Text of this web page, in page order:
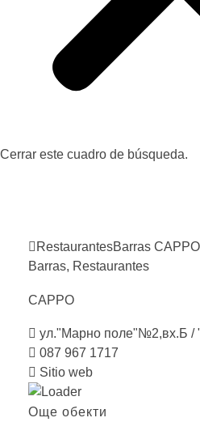
Cerrar este cuadro de búsqueda.
RestaurantesBarras CAPPO
Barras, Restaurantes
CAPPO
ул."Марно поле"№2,вх.Б /
087 967 1717
Sitio web
Още обекти